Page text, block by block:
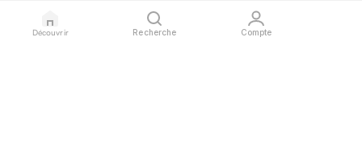
Découvrir Recherche Compte